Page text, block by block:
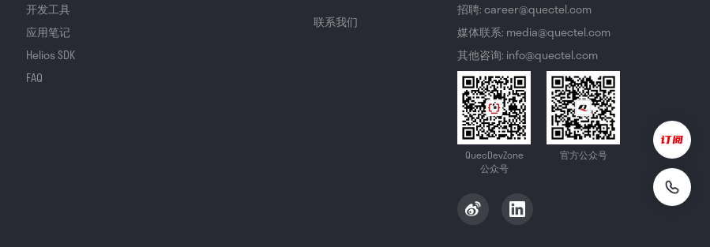
开发工具
应用笔记
Helios SDK
FAQ
联系我们
招聘: career@quectel.com
媒体联系: media@quectel.com
其他咨询: info@quectel.com
QuecDevZone
公众号
官方公众号